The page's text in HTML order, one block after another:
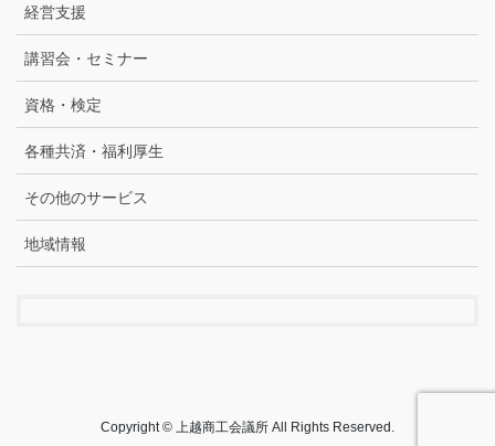
経営支援
講習会・セミナー
資格・検定
各種共済・福利厚生
その他のサービス
地域情報
Copyright © 上越商工会議所 All Rights Reserved.